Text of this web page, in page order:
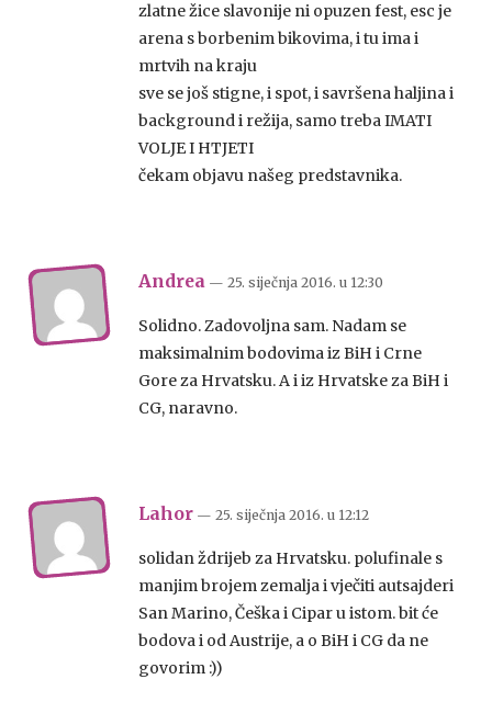
zlatne žice slavonije ni opuzen fest, esc je
arena s borbenim bikovima, i tu ima i
mrtvih na kraju
sve se još stigne, i spot, i savršena haljina i
background i režija, samo treba IMATI
VOLJE I HTJETI
čekam objavu našeg predstavnika.
Andrea — 25. siječnja 2016. u 12:30
Solidno. Zadovoljna sam. Nadam se
maksimalnim bodovima iz BiH i Crne
Gore za Hrvatsku. A i iz Hrvatske za BiH i
CG, naravno.
Lahor — 25. siječnja 2016. u 12:12
solidan ždrijeb za Hrvatsku. polufinale s
manjim brojem zemalja i vječiti autsajderi
San Marino, Češka i Cipar u istom. bit će
bodova i od Austrije, a o BiH i CG da ne
govorim :))